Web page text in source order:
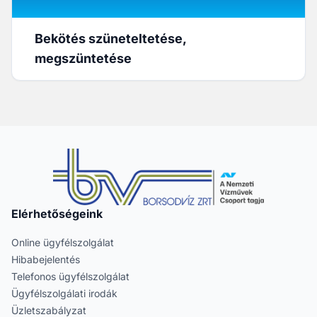
Bekötés szüneteltetése,
megszüntetése
Elérhetőségeink
Online ügyfélszolgálat
Hibabejelentés
Telefonos ügyfélszolgálat
Ügyfélszolgálati irodák
Üzletszabályzat